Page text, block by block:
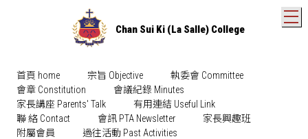
Chan Sui Ki (La Salle) College
首頁 home 宗旨 Objective
執委會 Committee
會章 Constitution
會議紀錄 Minutes
家長講座 Parents' Talk
有用連結 Useful Link
聯 絡 Contact
會訊 PTA Newsletter
家長興趣班
附屬會員
過往活動 Past Activities